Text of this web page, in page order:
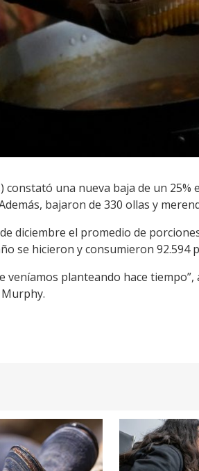
una nueva baja de un 25%
bajaron de 330 ollas y
diciembre el promedio de
se hicieron y consumieron 92.594
veníamos planteando hace